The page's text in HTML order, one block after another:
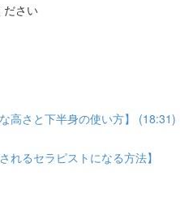
ださい
高さと下半身の使い方】 (18:31)
れるセラピストになる方法】